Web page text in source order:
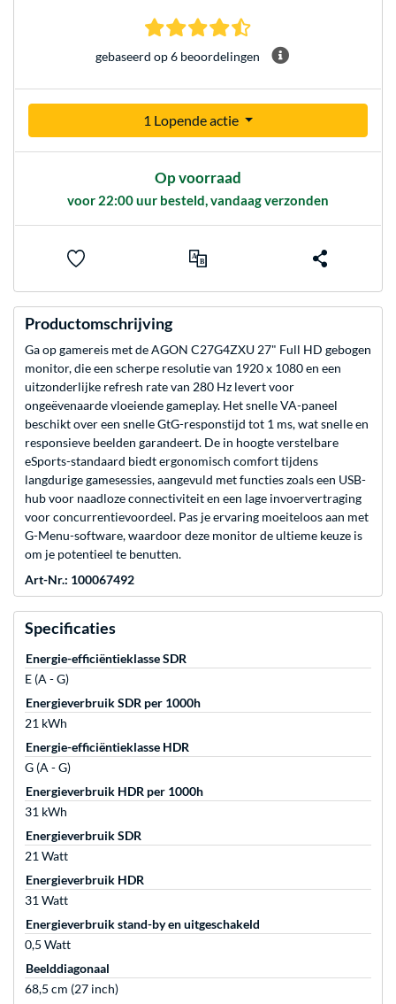
4.3 sterren gebaseerd op
gebaseerd op 6 beoordelingen
1 Lopende actie
Op voorraad
voor 22:00 uur besteld, vandaag verzonden
Productomschrijving
Ga op gamereis met de AGON C27G4ZXU 27" Full HD gebogen
monitor, die een scherpe resolutie van 1920 x 1080 en een
uitzonderlijke refresh rate van 280 Hz levert voor
ongeëvenaarde vloeiende gameplay. Het snelle VA-paneel
beschikt over een snelle GtG-responstijd tot 1 ms, wat snelle en
responsieve beelden garandeert. De in hoogte verstelbare
eSports-standaard biedt ergonomisch comfort tijdens
langdurige gamesessies, aangevuld met functies zoals een USB-
hub voor naadloze connectiviteit en een lage invoervertraging
voor concurrentievoordeel. Pas je ervaring moeiteloos aan met
G-Menu-software, waardoor deze monitor de ultieme keuze is
om je potentieel te benutten.
Art-Nr.: 100067492
Specificaties
Energie-efficiëntieklasse SDR
E (A - G)
Energieverbruik SDR per 1000h
21 kWh
Energie-efficiëntieklasse HDR
G (A - G)
Energieverbruik HDR per 1000h
31 kWh
Energieverbruik SDR
21 Watt
Energieverbruik HDR
31 Watt
Energieverbruik stand-by en uitgeschakeld
0,5 Watt
Beelddiagonaal
68,5 cm (27 inch)